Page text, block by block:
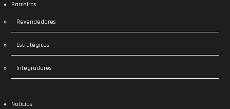
Parceiros
Revendedores
Estratégicos
Integradores
Notícias